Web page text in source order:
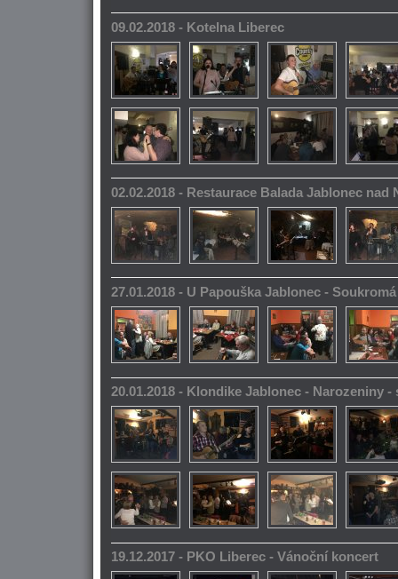
09.02.2018 - Kotelna Liberec
02.02.2018 - Restaurace Balada Jablonec nad
27.01.2018 - U Papouška Jablonec -
20.01.2018 - Klondike Jablonec - Narozeniny -
19.12.2017 - PKO Liberec - Vánoční koncert